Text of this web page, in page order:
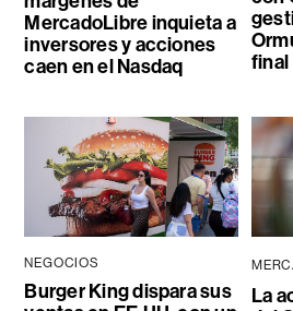
MercadoLibre inquieta a
inversores y acciones
caen en el Nasdaq
final
NEGOCIOS
Burger King dispara sus
La